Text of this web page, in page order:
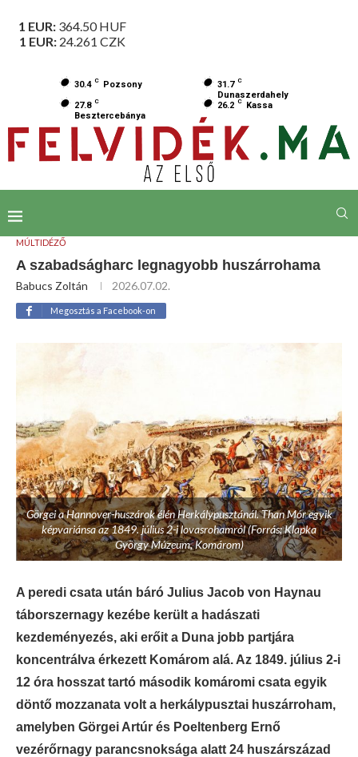
1 EUR: 364.50HUF
1 EUR: 24.261 CZK
30.4 C Pozsony 31.7 C
Dunaszerdahely
27.8 C
Besztercebánya
26.2 C Kassa
MÚLTIDÉZŐ
A szabadságharc legnagyobb huszárrohama
Babucs Zoltán 2026.07.02.
Megosztás a Facebook-on
Görgei a Hannover-huszárok élén Herkálypusztánál. Than Mór egyik
képvariánsa az 1849. július 2-i lovasrohamról (Forrás: Klapka
György Múzeum, Komárom)
A peredi csata után báró Julius Jacob von Haynau
táborszernagy kezébe került a hadászati
kezdeményezés, aki erőit a Duna jobb partjára
koncentrálva érkezett Komárom alá. Az 1849. július 2-i
12 óra hosszat tartó második komáromi csata egyik
döntő mozzanata volt a herkálypusztai huszárroham,
amelyben Görgei Artúr és Poeltenberg Ernő
vezérőrnagy parancsnoksága alatt 24 huszárszázad